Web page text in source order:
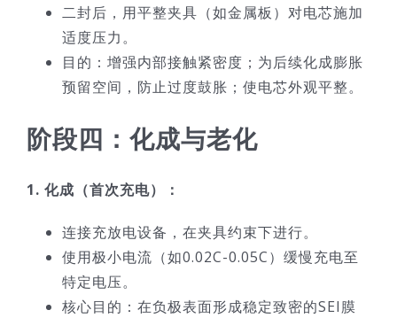
二封后，用平整夹具（如金属板）对电芯施加
适度压力。
目的：增强内部接触紧密度；为后续化成膨胀
预留空间，防止过度鼓胀；使电芯外观平整。
阶段四：化成与老化
1. 化成（首次充电）：
连接充放电设备，在夹具约束下进行。
使用极小电流（如0.02C-0.05C）缓慢充电至
特定电压。
核心目的：在负极表面形成稳定致密的SEI膜